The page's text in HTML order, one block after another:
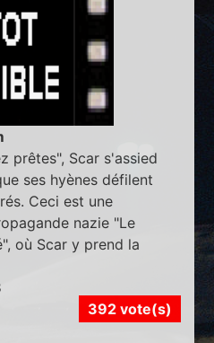
prêtes", Scar s'assied
ses hyènes défilent
Ceci est une
nazie "Le
où Scar y prend la
392 vote(s)